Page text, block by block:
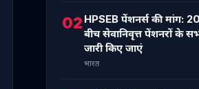
02 HPSEB पेंशनर्स की मांग:
बीच सेवानिवृत्त पेंशनरों के
जारी किए जाएं
भारत